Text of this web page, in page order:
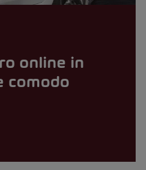
online in
comodo